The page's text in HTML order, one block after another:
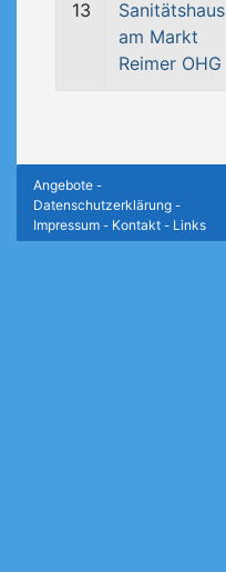
13
Sanitätshaus
am Markt
Reimer OHG
Angebote -
Datenschutzerklärung -
Impressum - Kontakt - Links